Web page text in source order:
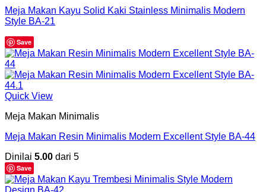
Meja Makan Kayu Solid Kaki Stainless Minimalis Modern
Style BA-21
Save
Quick View
Meja Makan Minimalis
Meja Makan Resin Minimalis Modern Excellent Style BA-44
Dinilai 5.00 dari 5
Save